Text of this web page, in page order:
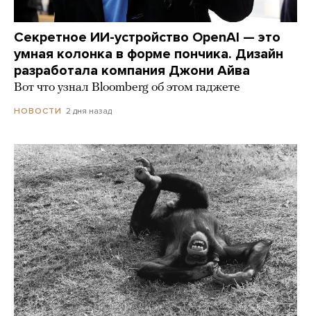
Секретное ИИ-устройство OpenAI — это
умная колонка в форме пончика. Дизайн
разработала компания Джони Айва
Вот что узнал Bloomberg об этом гаджете
НОВОСТИ 2 дня назад